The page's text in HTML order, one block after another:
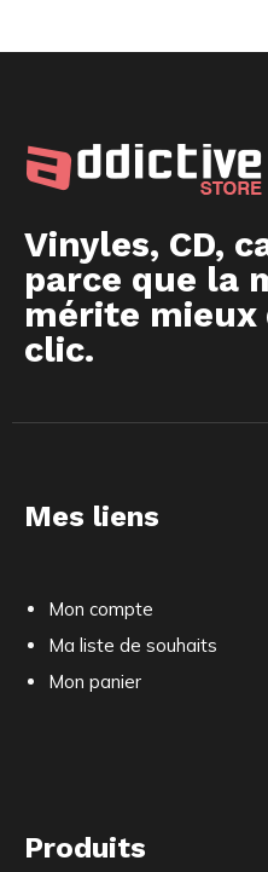
Vinyles, CD,
parce que la
mérite mieux
clic.
Mes liens
Mon compte
Ma liste de souhaits
Mon panier
Produits